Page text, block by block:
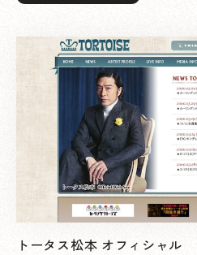
トータス松本 オフィシャル